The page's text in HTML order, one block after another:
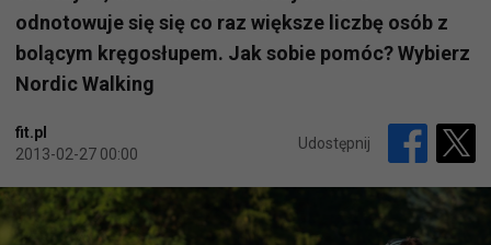
odnotowuje się się co raz większe liczbę osób z
bolącym kręgosłupem. Jak sobie pomóc? Wybierz
Nordic Walking
fit.pl
2013-02-27 00:00
Udostępnij